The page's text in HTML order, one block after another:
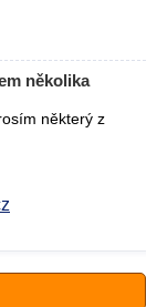
několika
některý z